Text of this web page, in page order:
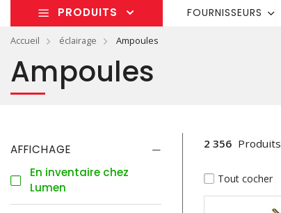
PRODUITS FOURNISSEURS
Accueil éclairage Ampoules
Ampoules
AFFICHAGE
En inventaire chez
Lumen
2 356 Produits
Tout cocher